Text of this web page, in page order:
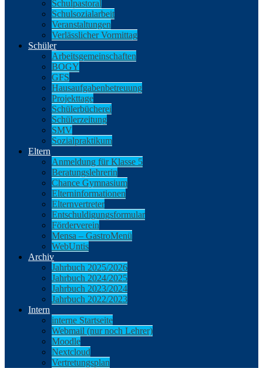
Schulpastoral
Schulsozialarbeit
Veranstaltungen
Verlässlicher Vormittag
Schüler
Arbeitsgemeinschaften
BOGY
GFS
Hausaufgabenbetreuung
Projekttage
Schülerbücherei
Schülerzeitung
SMV
Sozialpraktikum
Eltern
Anmeldung für Klasse 5
Beratungslehrerin
Chance Gymnasium
Elterninformationen
Elternvertreter
Entschuldigungsformular
Förderverein
Mensa – GastroMenü
WebUntis
Archiv
Jahrbuch 2025/2026
Jahrbuch 2024/2025
Jahrbuch 2023/2024
Jahrbuch 2022/2023
Intern
interne Startseite
Webmail (nur noch Lehrer)
Moodle
Nextcloud
Vertretungsplan